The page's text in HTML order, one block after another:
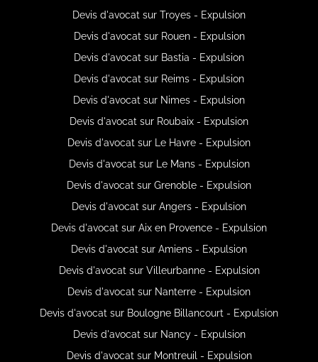
Devis d'avocat sur Troyes - Expulsion
Devis d'avocat sur Rouen - Expulsion
Devis d'avocat sur Bastia - Expulsion
Devis d'avocat sur Reims - Expulsion
Devis d'avocat sur Nimes - Expulsion
Devis d'avocat sur Roubaix - Expulsion
Devis d'avocat sur Le Havre - Expulsion
Devis d'avocat sur Le Mans - Expulsion
Devis d'avocat sur Grenoble - Expulsion
Devis d'avocat sur Angers - Expulsion
Devis d'avocat sur Aix en Provence - Expulsion
Devis d'avocat sur Amiens - Expulsion
Devis d'avocat sur Villeurbanne - Expulsion
Devis d'avocat sur Nanterre - Expulsion
Devis d'avocat sur Boulogne Billancourt - Expulsion
Devis d'avocat sur Nancy - Expulsion
Devis d'avocat sur Montreuil - Expulsion